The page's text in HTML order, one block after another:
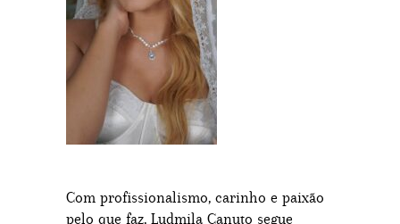
Com profissionalismo, carinho e paixão
pelo que faz, Ludmila Canuto segue